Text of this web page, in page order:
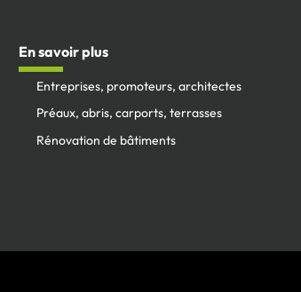
En savoir plus
Entreprises, promoteurs, architectes
Préaux, abris, carports, terrasses
Rénovation de bâtiments